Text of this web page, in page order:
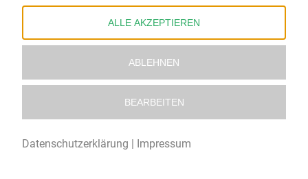
ALLE AKZEPTIEREN
ABLEHNEN
BEARBEITEN
Datenschutzerklärung | Impressum